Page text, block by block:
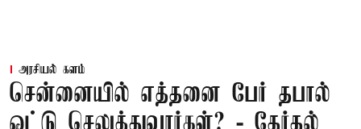
அரசியல் களம்
சென்னையில் எத்தனை பேர் தபால்